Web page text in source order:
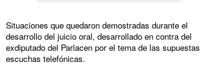
Situaciones que quedaron demostradas durante el
desarrollo del juicio oral, desarrollado en contra del
exdiputado del Parlacen por el tema de las supuestas
escuchas telefónicas.